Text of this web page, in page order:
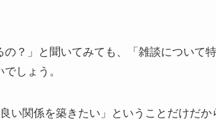
？」と聞いてみても、「雑談について
しょう。
良い関係を築きたい」ということだけだか